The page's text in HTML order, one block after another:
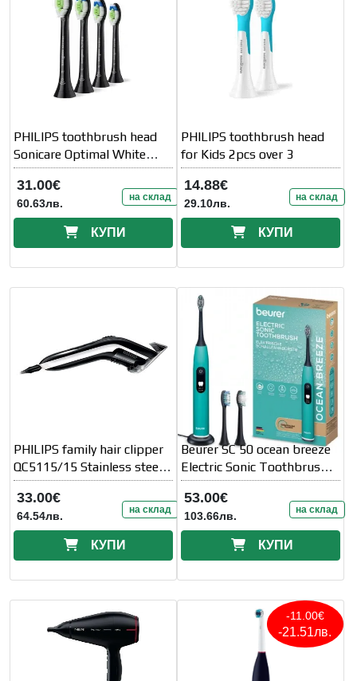
PHILIPS toothbrush head
Sonicare Optimal White
4pcs black
31.00€
60.63лв. на склад
КУПИ
PHILIPS toothbrush head
for Kids 2pcs over 3
14.88€
29.10лв. на склад
КУПИ
PHILIPS family hair clipper
QC5115/15 Stainless steel
blades
33.00€
64.54лв. на склад
КУПИ
Beurer SC 50 ocean breeze
Electric Sonic Toothbrush,
up to 80, 000 mov/min,
53.00€
103.66лв. на склад
КУПИ
-11.00€
-21.51лв.